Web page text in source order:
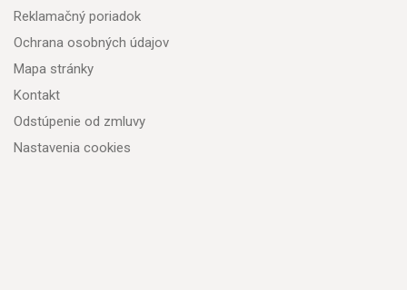
Reklamačný poriadok
Ochrana osobných údajov
Mapa stránky
Kontakt
Odstúpenie od zmluvy
Nastavenia cookies